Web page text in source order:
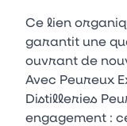
Ce lien
garantit une
ouvrant de
Avec Peureux
Distilleries
engagement :